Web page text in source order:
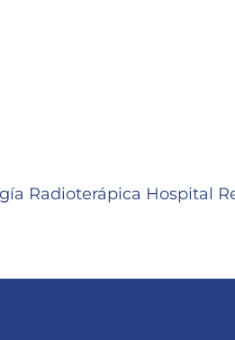
Radioterápica Hospital